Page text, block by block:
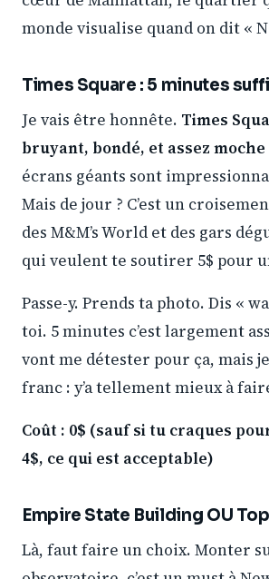
monde visualise quand on dit «
Times Square : 5 minutes
Je vais être honnête. Times
bruyant, bondé, et assez moche
écrans géants sont
Mais de jour ? C’est un
des M&M’s World et des gars
qui veulent te soutirer 5$ pour
Passe-y. Prends ta photo. Dis «
toi. 5 minutes c’est largement
vont me détester pour ça, mais
franc : y’a tellement mieux à
Coût : 0$ (sauf si tu craques
4$, ce qui est acceptable)
Empire State Building OU
Là, faut faire un choix. Monter